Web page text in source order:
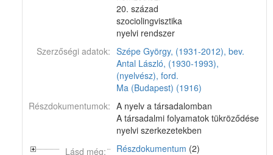
20. század
szociolingvisztika
nyelvi rendszer
Szerzőségi adatok: Szépe György, (1931-2012), bev.
Antal László, (1930-1993),
(nyelvész), ford.
Ma (Budapest) (1916)
Részdokumentumok: A nyelv a társadalomban
A társadalmi folyamatok tükröződése
nyelvi szerkezetekben
Lásd még:
Részdokumentum (2)